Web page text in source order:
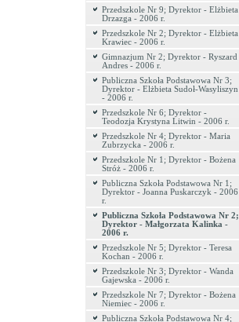
Przedszkole Nr 9; Dyrektor - Elżbieta
Drzazga - 2006 r.
Przedszkole Nr 2; Dyrektor - Elżbieta
Krawiec - 2006 r.
Gimnazjum Nr 2; Dyrektor - Ryszard
Andres - 2006 r.
Publiczna Szkoła Podstawowa Nr 3;
Dyrektor - Elżbieta Sudoł-Wasyliszyn
- 2006 r.
Przedszkole Nr 6; Dyrektor -
Teodozja Krystyna Litwin - 2006 r.
Przedszkole Nr 4; Dyrektor - Maria
Zubrzycka - 2006 r.
Przedszkole Nr 1; Dyrektor - Bożena
Stróż - 2006 r.
Publiczna Szkoła Podstawowa Nr 1;
Dyrektor - Joanna Puskarczyk - 2006
r.
Publiczna Szkoła Podstawowa Nr 2;
Dyrektor - Małgorzata Kalinka -
2006 r.
Przedszkole Nr 5; Dyrektor - Teresa
Kochan - 2006 r.
Przedszkole Nr 3; Dyrektor - Wanda
Gajewska - 2006 r.
Przedszkole Nr 7; Dyrektor - Bożena
Niemiec - 2006 r.
Publiczna Szkoła Podstawowa Nr 4;